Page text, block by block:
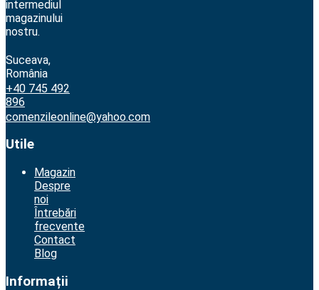
intermediul
magazinului
nostru.
Suceava,
România
+40 745 492
896
comenzileonline@yahoo.com
Utile
Magazin
Despre
noi
Întrebări
frecvente
Contact
Blog
Informații